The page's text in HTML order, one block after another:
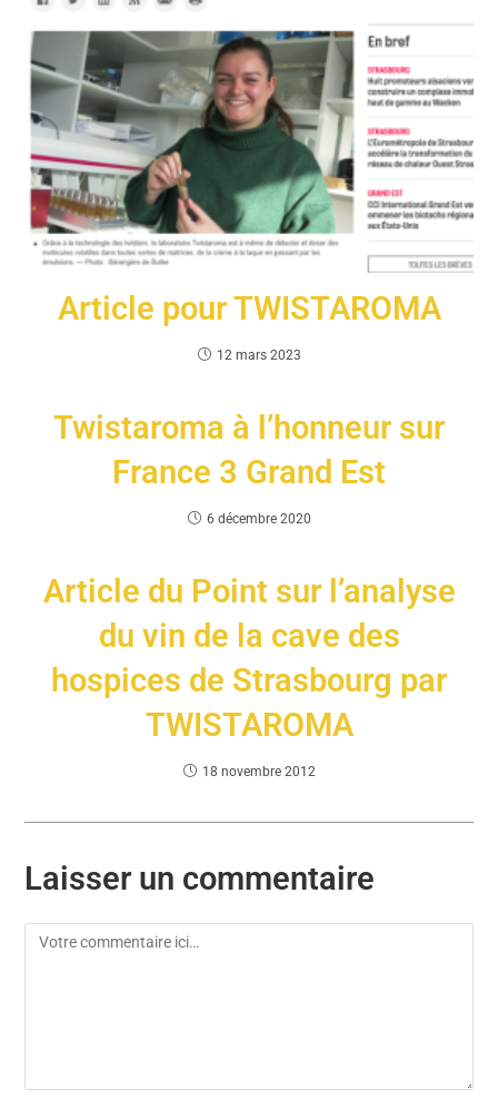
Article pour TWISTAROMA
12 mars 2023
Twistaroma à l’honneur sur
France 3 Grand Est
6 décembre 2020
Article du Point sur l’analyse
du vin de la cave des
hospices de Strasbourg par
TWISTAROMA
18 novembre 2012
Laisser un commentaire